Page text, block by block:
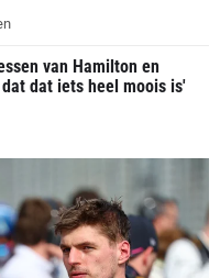
van Hamilton en
dat iets heel moois is'